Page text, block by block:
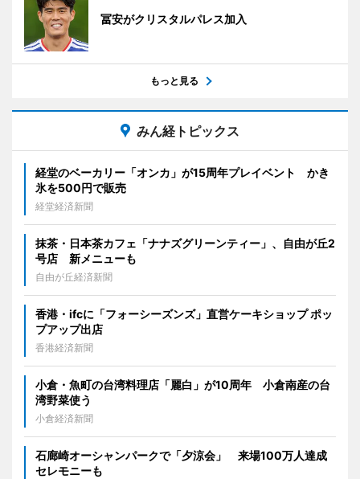
冨安がクリスタルパレス加入
もっと見る
みん経トピックス
経堂のベーカリー「オンカ」が15周年プレイベント かき
氷を500円で販売
経堂経済新聞
抹茶・日本茶カフェ「ナナズグリーンティー」、自由が丘2
号店 新メニューも
自由が丘経済新聞
香港・ifcに「フォーシーズンズ」直営ケーキショップ ポッ
プアップ出店
香港経済新聞
小倉・魚町の台湾料理店「麗白」が10周年 小倉南産の台
湾野菜使う
小倉経済新聞
石廊崎オーシャンパークで「夕涼会」 来場100万人達成
セレモニーも